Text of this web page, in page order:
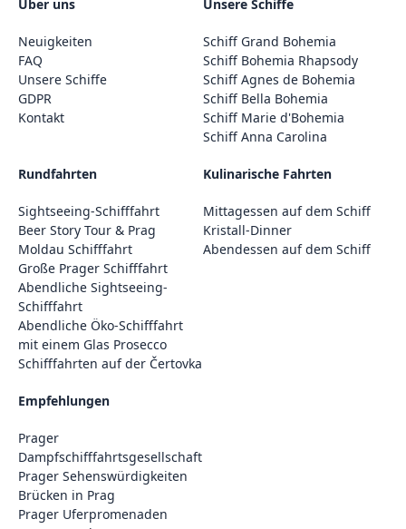
Über uns
Neuigkeiten
FAQ
Unsere Schiffe
GDPR
Kontakt
Unsere Schiffe
Schiff Grand Bohemia
Schiff Bohemia Rhapsody
Schiff Agnes de Bohemia
Schiff Bella Bohemia
Schiff Marie d'Bohemia
Schiff Anna Carolina
Rundfahrten
Sightseeing-Schifffahrt
Beer Story Tour & Prag
Moldau Schifffahrt
Große Prager Schifffahrt
Abendliche Sightseeing-
Schifffahrt
Abendliche Öko-Schifffahrt
mit einem Glas Prosecco
Schifffahrten auf der Čertovka
Kulinarische Fahrten
Mittagessen auf dem Schiff
Kristall-Dinner
Abendessen auf dem Schiff
Empfehlungen
Prager
Dampfschifffahrtsgesellschaft
Prager Sehenswürdigkeiten
Brücken in Prag
Prager Uferpromenaden